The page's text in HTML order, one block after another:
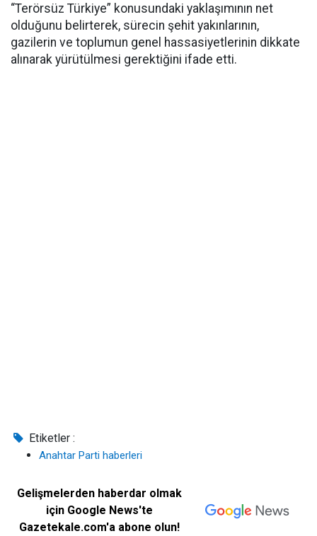
“Terörsüz Türkiye” konusundaki yaklaşımının net
olduğunu belirterek, sürecin şehit yakınlarının,
gazilerin ve toplumun genel hassasiyetlerinin dikkate
alınarak yürütülmesi gerektiğini ifade etti.
Etiketler :
Anahtar Parti haberleri
Gelişmelerden haberdar olmak
için Google News'te
Gazetekale.com'a abone olun!